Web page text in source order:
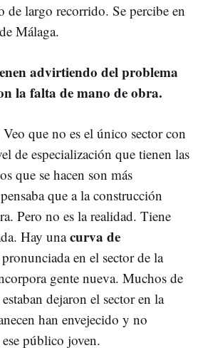
de largo recorrido. Se percibe en
Málaga.
advirtiendo del problema
la falta de mano de obra.
que no es el único sector con
de especialización que tienen las
que se hacen son más
que a la construcción
Pero no es la realidad. Tiene
Hay unacurva de
en el sector de la
gente nueva. Muchos de
dejaron el sector en la
han envejecido y no
público joven.